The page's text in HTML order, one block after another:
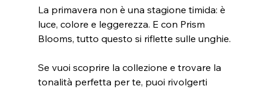
La primavera non è una stagione timida: è
luce, colore e leggerezza. E con Prism
Blooms, tutto questo si riflette sulle unghie.
Se vuoi scoprire la collezione e trovare la
tonalità perfetta per te, puoi rivolgerti